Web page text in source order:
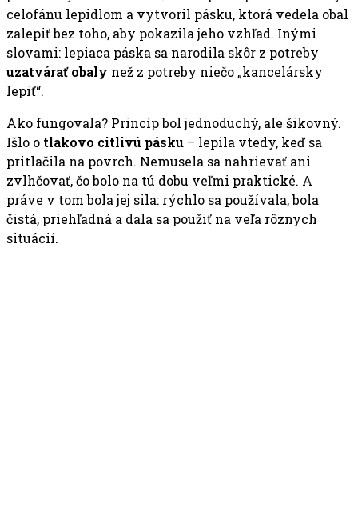
celofánu lepidlom a vytvoril pásku, ktorá vedela obal
zalepiť bez toho, aby pokazila jeho vzhľad. Inými
slovami: lepiaca páska sa narodila skôr z potreby
uzatvárať obaly než z potreby niečo „kancelársky
lepiť“.
Ako fungovala? Princíp bol jednoduchý, ale šikovný.
Išlo o tlakovo citlivú pásku – lepila vtedy, keď sa
pritlačila na povrch. Nemusela sa nahrievať ani
zvlhčovať, čo bolo na tú dobu veľmi praktické. A
práve v tom bola jej sila: rýchlo sa používala, bola
čistá, priehľadná a dala sa použiť na veľa rôznych
situácií.